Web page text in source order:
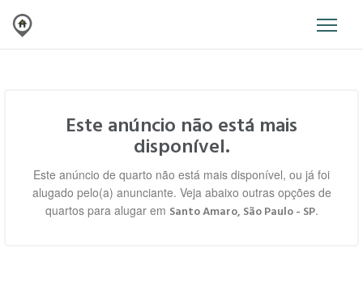
Este anúncio não está mais
disponível.
Este anúncio de quarto não está mais disponível, ou já foi
alugado pelo(a) anunciante. Veja abaixo outras opções de
quartos para alugar em Santo Amaro, São Paulo - SP.